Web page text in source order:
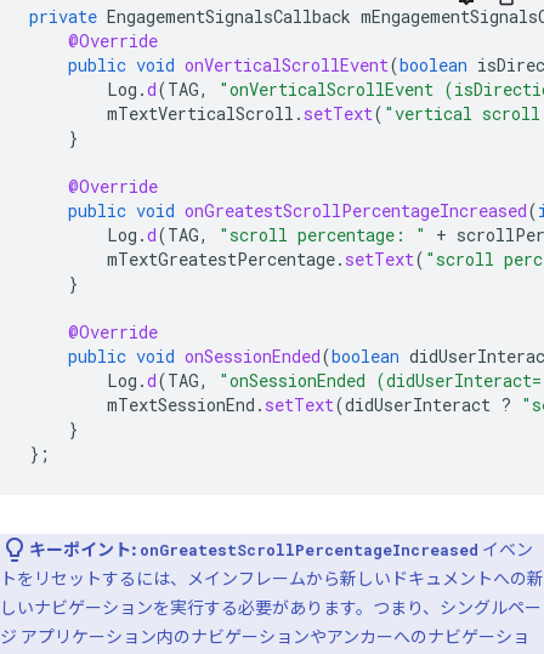
private EngagementSignalsCallback
@Override
public void onVerticalScrollEvent(boolean
Log .d(TAG,
"onVerticalScrollEvent
mTextVerticalScroll . setText( "vertical
}
@Override
public void onGreatestScrollPercentageIncreased(
Log .d(TAG, "scroll percentage: " +
mTextGreatestPercentage. setText( "scroll
}
@Override
public void onSessionEnded(boolean
Log .d(TAG,
"onSessionEnded
mTextSessionEnd . setText(didUserInteract ?
}
};
キーポイント: onGreatestScrollPercentageIncreased イベン
トをリセットするには、メインフレームから新しいドキュメントへの新
しいナビゲーションを実行する必要があります。つまり、シングルペー
ジ アプリケーション内のナビゲーションやアンカーへのナビゲーショ